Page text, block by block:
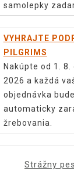
samolepky
VYHRAJTE
PILGRIMS
Nakúpte od 1. 8.
2026 a každá
objednávka bude
automaticky
žrebovania.
Strážny pes